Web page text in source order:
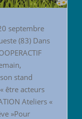
septembre
(83) Dans
stand
être acteurs
Ateliers «
»Pour